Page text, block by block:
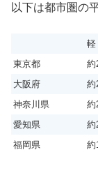
以下は都市圏の
軽
東京都
約
大阪府
約
神奈川県
約
愛知県
約
福岡県
約